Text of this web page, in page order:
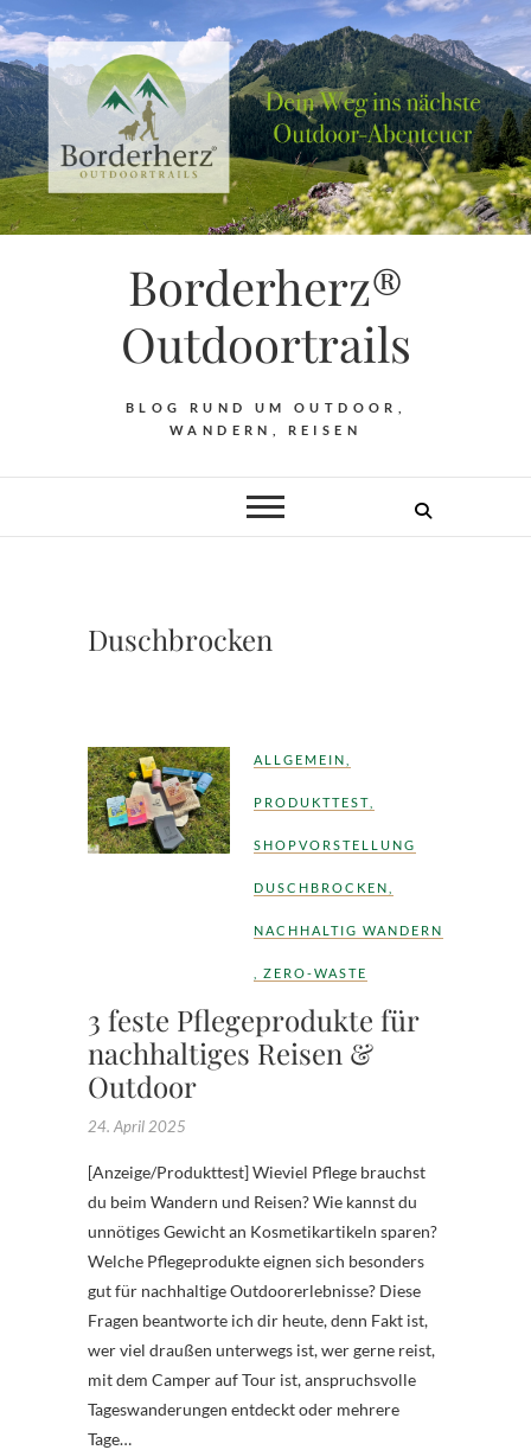
Borderherz®
Outdoortrails
BLOG RUND UM OUTDOOR,
WANDERN, REISEN
Duschbrocken
ALLGEMEIN
PRODUKTTEST
SHOPVORSTELLUNG
DUSCHBROCKEN
NACHHALTIG WANDERN
ZERO-WASTE
3 feste Pflegeprodukte für
nachhaltiges Reisen &
Outdoor
24. April 2025
[Anzeige/Produkttest] Wieviel Pflege brauchst
du beim Wandern und Reisen? Wie kannst du
unnötiges Gewicht an Kosmetikartikeln sparen?
Welche Pflegeprodukte eignen sich besonders
gut für nachhaltige Outdoorerlebnisse? Diese
Fragen beantworte ich dir heute, denn Fakt ist,
wer viel draußen unterwegs ist, wer gerne reist,
mit dem Camper auf Tour ist, anspruchsvolle
Tageswanderungen entdeckt oder mehrere
Tage…